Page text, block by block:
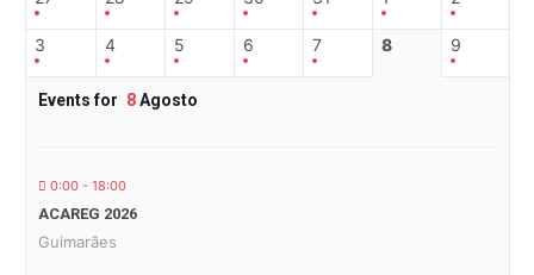
3 4 5 6 7 8 9
Events for 8Agosto
0:00 - 18:00
ACAREG 2026
Guimarães